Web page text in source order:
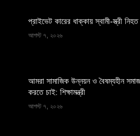
প্রাইভেট কারের ধাক্কায় স্বামী-স্ত্রী নিহত
আগস্ট ৭, ২০২৬
আমরা সামাজিক উন্নয়ন ও বৈষম্যহীন
করতে চাই: শিক্ষামন্ত্রী
আগস্ট ৭, ২০২৬